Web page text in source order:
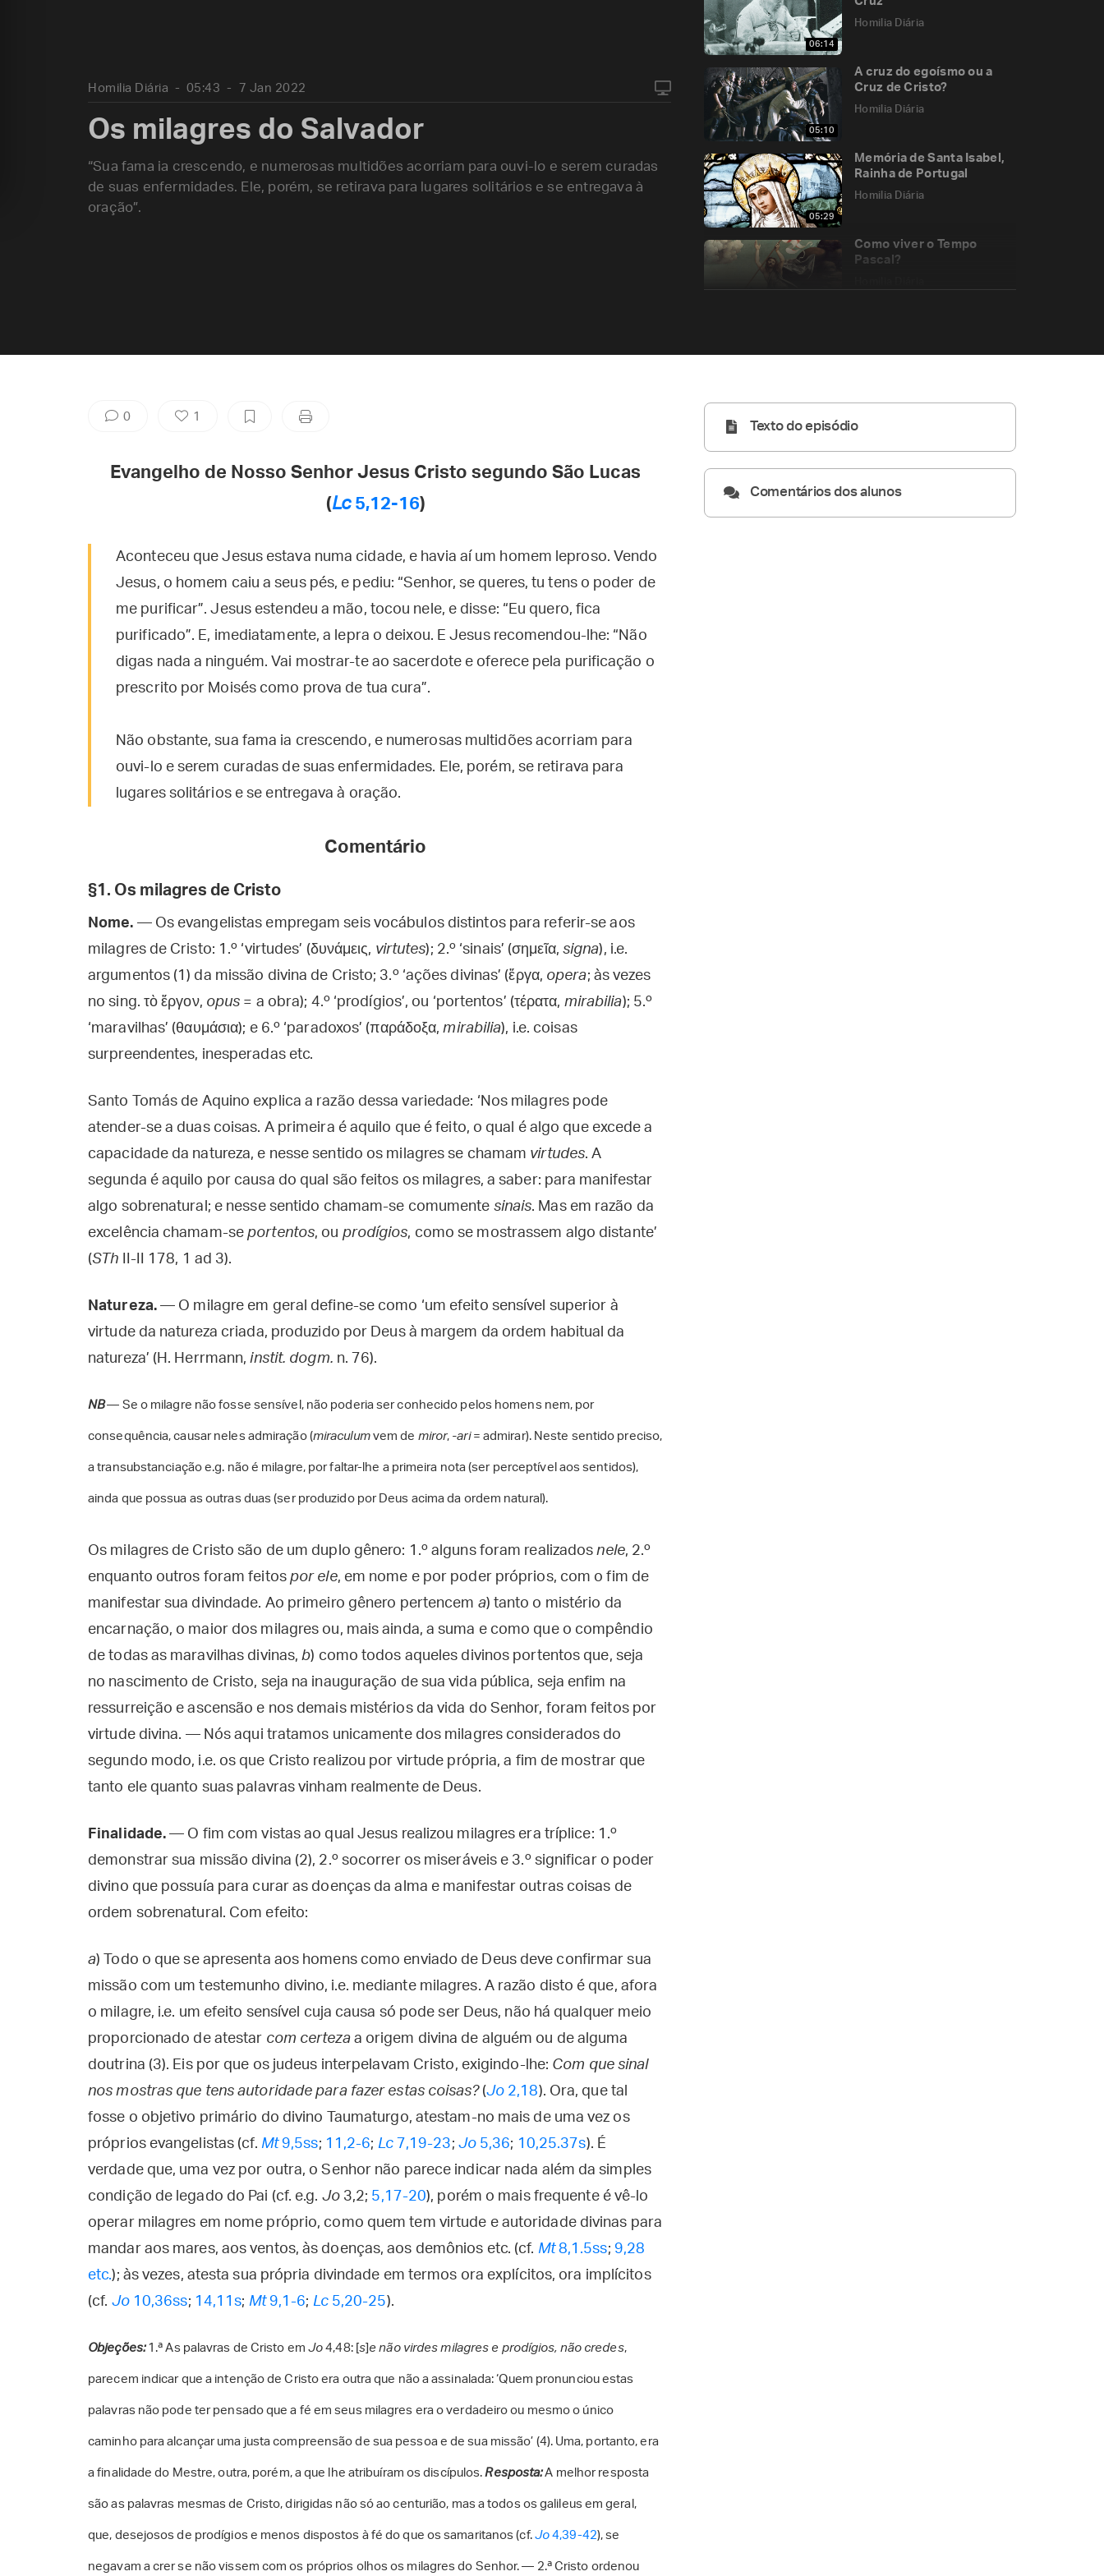
06:14
Homilia Diária
05:10
A cruz do egoísmo ou a
Cruz de Cristo?
Homilia Diária
05:29
Memória de Santa Isabel,
Rainha de Portugal
Homilia Diária
Como viver o Tempo
Pascal?
Homilia Diária 05:43 7 Jan 2022
Os milagres do Salvador
“Sua fama ia crescendo, e numerosas multidões acorriam para ouvi-lo e serem curadas
de suas enfermidades. Ele, porém, se retirava para lugares solitários e se entregava à
oração”.
0 1
Evangelho de Nosso Senhor Jesus Cristo segundo São Lucas
(Lc5,12-16)
Aconteceu que Jesus estava numa cidade, e havia aí um homem leproso. Vendo
Jesus, o homem caiu a seus pés, e pediu: “Senhor, se queres, tu tens o poder de
me purificar”. Jesus estendeu a mão, tocou nele, e disse: “Eu quero, fica
purificado”. E, imediatamente, a lepra o deixou. E Jesus recomendou-lhe: “Não
digas nada a ninguém. Vai mostrar-te ao sacerdote e oferece pela purificação o
prescrito por Moisés como prova de tua cura”.
Não obstante, sua fama ia crescendo, e numerosas multidões acorriam para
ouvi-lo e serem curadas de suas enfermidades. Ele, porém, se retirava para
lugares solitários e se entregava à oração.
Comentário
§1. Os milagres de Cristo
Nome. — Os evangelistas empregam seis vocábulos distintos para referir-se aos
milagres de Cristo: 1.º ‘virtudes’ (δυνάμεις, virtutes); 2.º ‘sinais’ (σημεῖα, signa), i.e.
argumentos (1) da missão divina de Cristo; 3.º ‘ações divinas’ (ἔργα, opera; às vezes
no sing. τὸ ἔργον, opus = a obra); 4.º ‘prodígios’, ou ‘portentos’ (τέρατα, mirabilia); 5.º
‘maravilhas’ (θαυμάσια); e 6.º ‘paradoxos’ (παράδοξα,mirabilia), i.e. coisas
surpreendentes, inesperadas etc.
Santo Tomás de Aquino explica a razão dessa variedade: ‘Nos milagres pode
atender-se a duas coisas. A primeira é aquilo que é feito, o qual é algo que excede a
capacidade da natureza, e nesse sentido os milagres se chamam virtudes. A
segunda é aquilo por causa do qual são feitos os milagres, a saber: para manifestar
algo sobrenatural; e nesse sentido chamam-se comumente sinais. Mas em razão da
excelência chamam-seportentos, ou prodígios, como se mostrassem algo distante’
(STh II-II 178, 1 ad 3).
Natureza.— O milagre em geral define-se como ‘um efeito sensível superior à
virtude da natureza criada, produzido por Deus à margem da ordem habitual da
natureza’ (H. Herrmann,instit. dogm. n. 76).
NB— Se o milagre não fosse sensível, não poderia ser conhecido pelos homens nem, por
consequência, causar neles admiração (miraculumvem de miror, -ari= admirar). Neste sentido preciso,
a transubstanciação e.g. não é milagre, por faltar-lhe a primeira nota (ser perceptível aos sentidos),
ainda que possua as outras duas (ser produzido por Deus acima da ordem natural).
Os milagres de Cristo são de um duplo gênero: 1.º alguns foram realizadosnele, 2.º
enquanto outros foram feitos por ele, em nome e por poder próprios, com o fim de
manifestar sua divindade. Ao primeiro gênero pertencem a) tanto o mistério da
encarnação, o maior dos milagres ou, mais ainda, a suma e como que o compêndio
de todas as maravilhas divinas,b) como todos aqueles divinos portentos que, seja
no nascimento de Cristo, seja na inauguração de sua vida pública, seja enfim na
ressurreição e ascensão e nos demais mistérios da vida do Senhor, foram feitos por
virtude divina. — Nós aqui tratamos unicamente dos milagres considerados do
segundo modo, i.e. os que Cristo realizou por virtude própria, a fim de mostrar que
tanto ele quanto suas palavras vinham realmente de Deus.
Finalidade. — O fim com vistas ao qual Jesus realizou milagres era tríplice: 1.º
demonstrar sua missão divina (2), 2.º socorrer os miseráveis e 3.º significar o poder
divino que possuía para curar as doenças da alma e manifestar outras coisas de
ordem sobrenatural. Com efeito:
a)
Todo o que se apresenta aos homens como enviado de Deus deve confirmar sua
missão com um testemunho divino, i.e. mediante milagres. A razão disto é que, afora
o milagre, i.e. um efeito sensível cuja causa só pode ser Deus, não há qualquer meio
proporcionado de atestar com certezaa origem divina de alguém ou de alguma
doutrina (3). Eis por que os judeus interpelavam Cristo, exigindo-lhe: Com que sinal
nos mostras que tens autoridade para fazer estas coisas?(Jo 2,18). Ora, que tal
fosse o objetivo primário do divino Taumaturgo, atestam-no mais de uma vez os
próprios evangelistas (cf. Mt9,5ss; 11,2-6; Lc7,19-23; Jo5,36; 10,25.37s). É
verdade que, uma vez por outra, o Senhor não parece indicar nada além da simples
condição de legado do Pai (cf. e.g. Jo3,2; 5,17-20), porém o mais frequente é vê-lo
operar milagres em nome próprio, como quem tem virtude e autoridade divinas para
mandar aos mares, aos ventos, às doenças, aos demônios etc. (cf. Mt8,1.5ss; 9,28
etc.); às vezes, atesta sua própria divindade em termos ora explícitos, ora implícitos
(cf. Jo10,36ss; 14,11s; Mt9,1-6; Lc5,20-25).
Objeções:1.ª As palavras de Cristo em Jo 4,48: [ s e não virdes milagres e prodígios, não credes,
parecem indicar que a intenção de Cristo era outra que não a assinalada: ‘Quem pronunciou estas
palavras não pode ter pensado que a fé em seus milagres era o verdadeiro ou mesmo o único
caminho para alcançar uma justa compreensão de sua pessoa e de sua missão’ (4). Uma, portanto, era
a finalidade do Mestre, outra, porém, a que lhe atribuíram os discípulos.Resposta:A melhor resposta
são as palavras mesmas de Cristo, dirigidas não só ao centurião, mas a todos os galileus em geral,
que, desejosos de prodígios e menos dispostos à fé do que os samaritanos (cf. Jo 4,39-42), se
negavam a crer se não vissem com os próprios olhos os milagres do Senhor. — 2.ª Cristo ordenou
Texto do episódio
Comentários dos alunos